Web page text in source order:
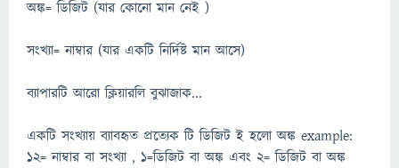
অঙ্ক= ডিজিট (যার কোনো মান নেই )
সংখ্যা= নাম্বার (যার একটি নির্দিষ্ট মান আসে)
ব্যাপারটি আরো ক্লিয়ারলি বুঝাজাক...
একটি সংখ্যায় ব্যাবহৃত প্রত্যেক টি ডিজিট ই হলো অঙ্ক example:
১২= নাম্বার বা সংখ্যা , ১=ডিজিট বা অঙ্ক এবং ২= ডিজিট বা অঙ্ক